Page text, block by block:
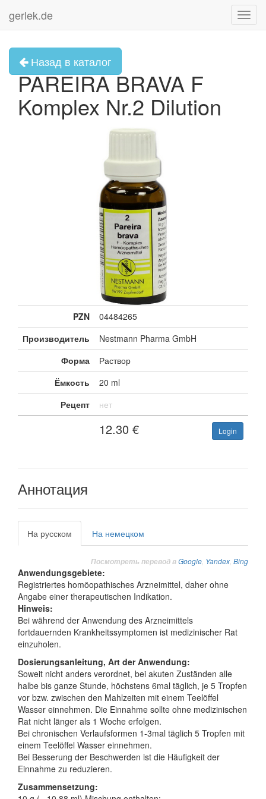
gerlek.de
Назад в каталог
PAREIRA BRAVA F
Komplex Nr.2 Dilution
PZN
04484265
Производитель
Nestmann Pharma GmbH
Форма
Раствор
Ёмкость
20 ml
Рецепт
нет
12.30 € Login
Аннотация
На русском На немецком
Посмотреть перевод вGoogle Yandex Bing
Anwendungsgebiete:
Registriertes homöopathisches Arzneimittel, daher ohne
Angabe einer therapeutischen Indikation.
Hinweis:
Bei während der Anwendung des Arzneimittels
fortdauernden Krankheitssymptomen ist medizinischer Rat
einzuholen.
Dosierungsanleitung, Art der Anwendung:
Soweit nicht anders verordnet, bei akuten Zuständen alle
halbe bis ganze Stunde, höchstens 6mal täglich, je 5 Tropfen
vor bzw. zwischen den Mahlzeiten mit einem Teelöffel
Wasser einnehmen. Die Einnahme sollte ohne medizinischen
Rat nicht länger als 1 Woche erfolgen.
Bei chronischen Verlaufsformen 1-3mal täglich 5 Tropfen mit
einem Teelöffel Wasser einnehmen.
Bei Besserung der Beschwerden ist die Häufigkeit der
Einnahme zu reduzieren.
Zusammensetzung: